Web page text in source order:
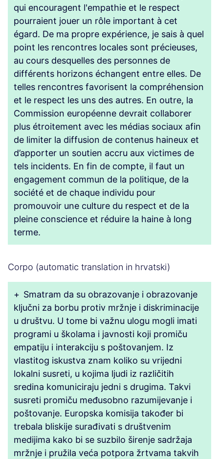
qui encouragent l'empathie et le respect
pourraient jouer un rôle important à cet
égard. De ma propre expérience, je sais à quel
point les rencontres locales sont précieuses,
au cours desquelles des personnes de
différents horizons échangent entre elles. De
telles rencontres favorisent la compréhension
et le respect les uns des autres. En outre, la
Commission européenne devrait collaborer
plus étroitement avec les médias sociaux afin
de limiter la diffusion de contenus haineux et
d’apporter un soutien accru aux victimes de
tels incidents. En fin de compte, il faut un
engagement commun de la politique, de la
société et de chaque individu pour
promouvoir une culture du respect et de la
pleine conscience et réduire la haine à long
terme.
Corpo (automatic translation in hrvatski)
+ Smatram da su obrazovanje i obrazovanje
ključni za borbu protiv mržnje i diskriminacije
u društvu. U tome bi važnu ulogu mogli imati
programi u školama i javnosti koji promiču
empatiju i interakciju s poštovanjem. Iz
vlastitog iskustva znam koliko su vrijedni
lokalni susreti, u kojima ljudi iz različitih
sredina komuniciraju jedni s drugima. Takvi
susreti promiču međusobno razumijevanje i
poštovanje. Europska komisija također bi
trebala bliskije surađivati s društvenim
medijima kako bi se suzbilo širenje sadržaja
mržnje i pružila veća potpora žrtvama takvih